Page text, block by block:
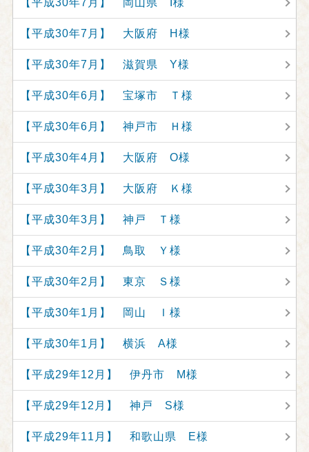
【平成30年7月】 岡山県 I様
【平成30年7月】 大阪府 H様
【平成30年7月】 滋賀県 Y様
【平成30年6月】 宝塚市 Ｔ様
【平成30年6月】 神戸市 Ｈ様
【平成30年4月】 大阪府 O様
【平成30年3月】 大阪府 Ｋ様
【平成30年3月】 神戸 Ｔ様
【平成30年2月】 鳥取 Ｙ様
【平成30年2月】 東京 Ｓ様
【平成30年1月】 岡山 Ｉ様
【平成30年1月】 横浜 A様
【平成29年12月】 伊丹市 M様
【平成29年12月】 神戸 S様
【平成29年11月】 和歌山県 E様